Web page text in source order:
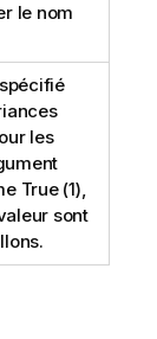
le nom
les
True(1),
sont